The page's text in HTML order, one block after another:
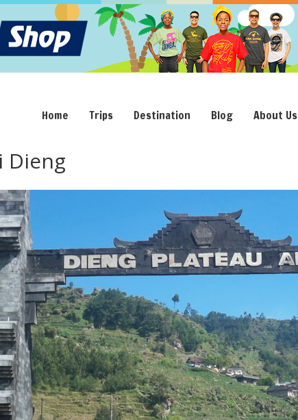
Home Trips Destination Blog About Us
Dieng